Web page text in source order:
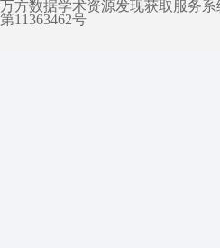
万方数据学术资源发现获取服务
第11363462号